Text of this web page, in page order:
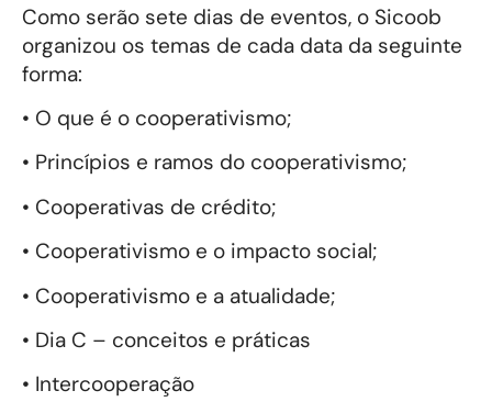
Como serão sete dias de eventos, o Sicoob
organizou os temas de cada data da seguinte
forma:
• O que é o cooperativismo;
• Princípios e ramos do cooperativismo;
• Cooperativas de crédito;
• Cooperativismo e o impacto social;
• Cooperativismo e a atualidade;
• Dia C – conceitos e práticas
• Intercooperação